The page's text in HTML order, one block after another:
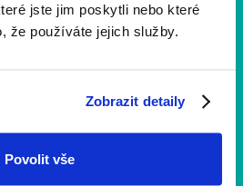
jste jim poskytli nebo které
že používáte jejich služby.
Zobrazit detaily
Povolit vše
proběhla výjimečná událost –
ročníku Yellow Ribbon Run,
a spolek Žlutá stužka.